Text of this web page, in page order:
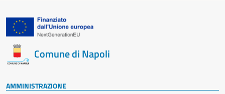
Comune di Napoli
AMMINISTRAZIONE